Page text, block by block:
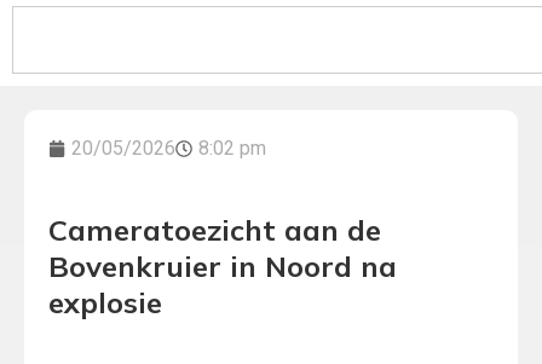
20/05/2026 8:02 pm
Cameratoezicht aan de
Bovenkruier in Noord na
explosie